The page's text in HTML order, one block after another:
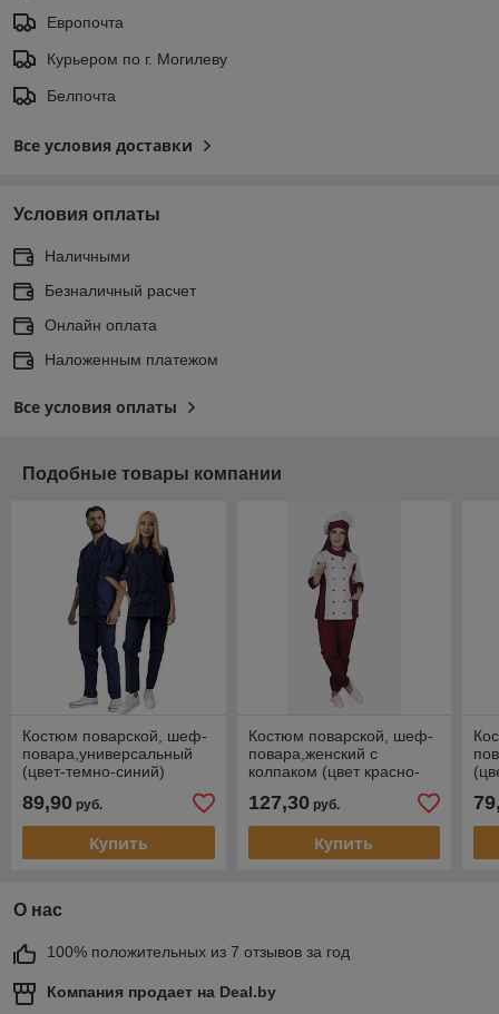
Европочта
Курьером по г. Могилеву
Белпочта
Все условия доставки
Условия оплаты
Наличными
Безналичный расчет
Онлайн оплата
Наложенным платежом
Все условия оплаты
Подобные товары компании
Костюм поварской, шеф-
повара,универсальный
(цвет-темно-синий)
89,90 руб.
Купить
Костюм поварской, шеф-
повара,женский с
колпаком (цвет красно-
127,30руб.
Купить
О нас
100% положительных из 7 отзывов за год
Компания продает на Deal.by